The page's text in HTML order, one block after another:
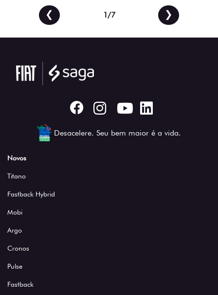
❮ 2/7 ❯
Desacelere. Seu bem maior é a vida.
Novos
Titano
Fastback Hybrid
Mobi
Argo
Cronos
Pulse
Fastback